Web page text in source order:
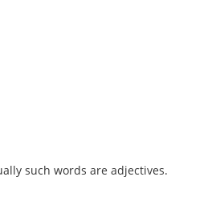
such words are adjectives.